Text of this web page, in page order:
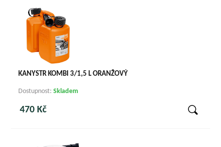
KANYSTR KOMBI 3/1,5 L ORANŽOVÝ
Dostupnost:Skladem
470 Kč